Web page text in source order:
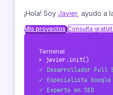
¡Hola! Soy Javier, ayudo a
Mis proyectos Consulta
Terminal
> javier.init()
✓ Desarrollador Full
✓ Especialista Google
✓ Experto en SEO